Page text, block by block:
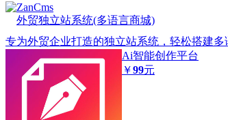
ZanCms
外贸独立站系统(多语言商城)
专为外贸企业打造的独立站系统，轻松搭建多
Ai智能创作平台
￥99元